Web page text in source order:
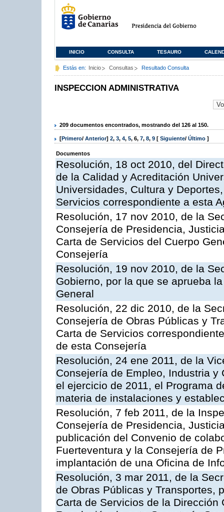
INICIO CONSULTA TESAURO
Estás en: Inicio Consultas Resultado Consulta
INSPECCION ADMINISTRATIVA
209 documentos encontrados, mostrando del 126 al 150.
[Primero/ Anterior] 2, 3, 4, 5, 6, 7, 8, 9 [ Siguiente/ Último ]
Documentos
Resolución, 18 oct 2010, del
de la Calidad y Acreditación
Universidades, Cultura y
Servicios correspondiente a esta
Resolución, 17 nov 2010, de la
Consejería de Presidencia,
Carta de Servicios del Cuerpo
Consejería
Resolución, 19 nov 2010, de la
Gobierno, por la que se aprueba
General
Resolución, 22 dic 2010, de la
Consejería de Obras Públicas y
Carta de Servicios
de esta Consejería
Resolución, 24 ene 2011, de la
Consejería de Empleo, Industria
el ejercicio de 2011, el Programa
materia de instalaciones y
Resolución, 7 feb 2011, de la
Consejería de Presidencia,
publicación del Convenio de
Fuerteventura y la Consejería de
implantación de una Oficina de
Resolución, 3 mar 2011, de la
de Obras Públicas y Transportes,
Carta de Servicios de la